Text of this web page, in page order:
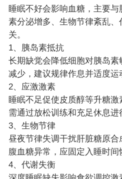
睡眠不好会影响血糖，主要
素分泌增多、生物节律紊乱
关。
1、胰岛素抵抗
长期缺觉会降低细胞对胰岛素
减少，建议规律作息并适度运
2、应激激素
睡眠不足促使皮质醇等升糖激
需通过放松训练和充足休息进
3、生物节律
昼夜节律失调干扰肝脏糖原
腹血糖异常，应固定入睡时间
4、代谢失衡